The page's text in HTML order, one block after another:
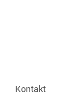
Kontakt